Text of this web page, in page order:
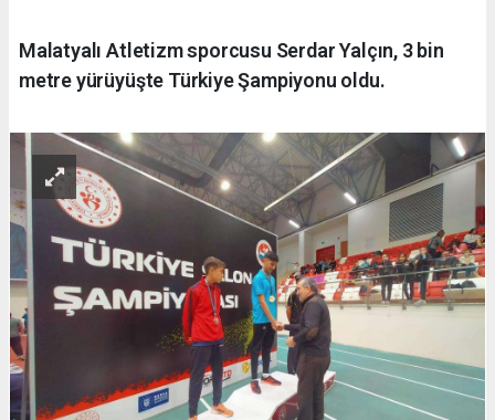
Malatyalı Atletizm sporcusu Serdar Yalçın, 3 bin
metre yürüyüşte Türkiye Şampiyonu oldu.